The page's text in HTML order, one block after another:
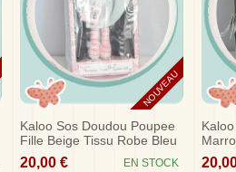
NOUVEAU
Kaloo Sos Doudou Poupee
Fille Beige Tissu Robe Bleu
Clair
20,00 € EN STOCK